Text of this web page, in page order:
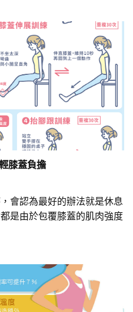
膝蓋負擔
會認為最好的辦法就是休息
是由於包覆膝蓋的肌肉強度